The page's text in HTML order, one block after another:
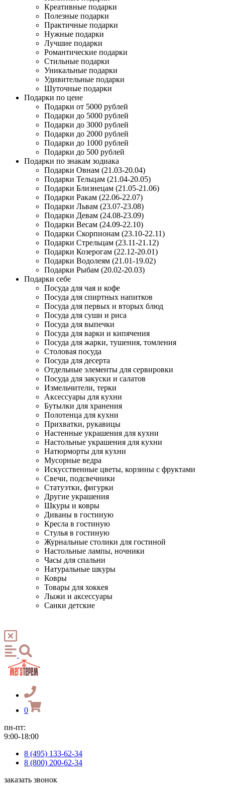
Креативные подарки
Полезные подарки
Практичные подарки
Нужные подарки
Лучшие подарки
Романтические подарки
Стильные подарки
Уникальные подарки
Удивительные подарки
Шуточные подарки
Подарки по цене
Подарки от 5000 рублей
Подарки до 5000 рублей
Подарки до 3000 рублей
Подарки до 2000 рублей
Подарки до 1000 рублей
Подарки до 500 рублей
Подарки по знакам зодиака
Подарки Овнам (21.03-20.04)
Подарки Тельцам (21.04-20.05)
Подарки Близнецам (21.05-21.06)
Подарки Ракам (22.06-22.07)
Подарки Львам (23.07-23.08)
Подарки Девам (24.08-23.09)
Подарки Весам (24.09-22.10)
Подарки Скорпионам (23.10-22.11)
Подарки Стрельцам (23.11-21.12)
Подарки Козерогам (22.12-20.01)
Подарки Водолеям (21.01-19.02)
Подарки Рыбам (20.02-20.03)
Подарки себе
Посуда для чая и кофе
Посуда для спиртных напитков
Посуда для первых и вторых блюд
Посуда для суши и риса
Посуда для выпечки
Посуда для варки и кипячения
Посуда для жарки, тушения, томления
Столовая посуда
Посуда для десерта
Отдельные элементы для сервировки
Посуда для закуски и салатов
Измельчители, терки
Аксессуары для кухни
Бутылки для хранения
Полотенца для кухни
Прихватки, рукавицы
Настенные украшения для кухни
Настольные украшения для кухни
Натюрморты для кухни
Мусорные ведра
Искусственные цветы, корзины с фруктами
Свечи, подсвечники
Статуэтки, фигурки
Другие украшения
Шкуры и ковры
Диваны в гостиную
Кресла в гостиную
Стулья в гостиную
Журнальные столики для гостиной
Настольные лампы, ночники
Часы для спальни
Натуральные шкуры
Ковры
Товары для хоккея
Лыжи и аксессуары
Санки детские
0
пн-пт:
9:00-18:00
8 (495) 133-62-34
8 (800) 200-62-34
заказать звонок